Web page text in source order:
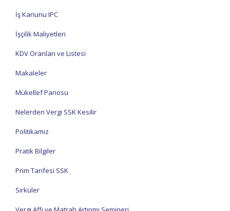
İş Kanunu IPC
İşçilik Maliyetleri
KDV Oranları ve Listesi
Makaleler
Mükellef Panosu
Nelerden Vergi SSK Kesilir
Politikamız
Pratik Bilgiler
Prim Tarifesi SSK
Sirküler